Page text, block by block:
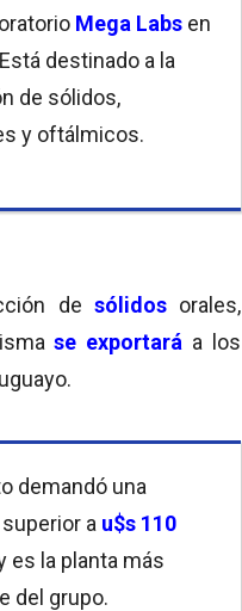
Mega Labs en
destinado a la
de sólidos,
y oftálmicos.
de sólidosorales,
se exportará a los
demandó una
superior a u$s 110
es la planta más
del grupo.